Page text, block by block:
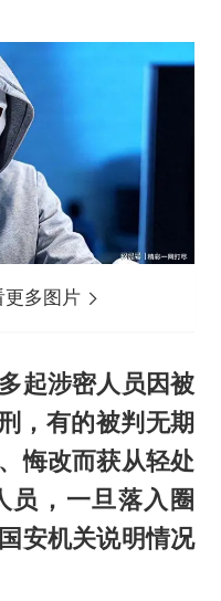
更多图片
起涉密人员因被
，有的被判无期
悔改而获从轻处
员，一旦落入圈
安机关说明情况